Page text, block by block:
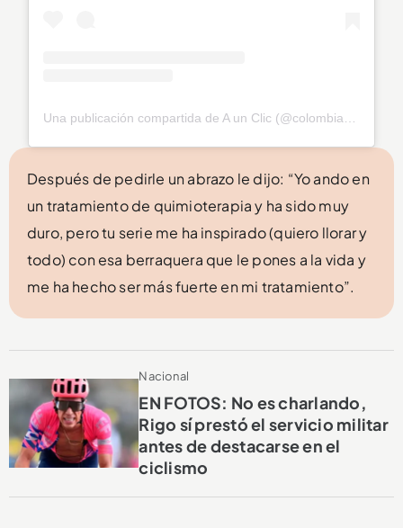
Después de pedirle un abrazo le dijo: “Yo ando en
un tratamiento de quimioterapia y ha sido muy
duro, pero tu serie me ha inspirado (quiero llorar y
todo) con esa berraquera que le pones a la vida y
me ha hecho ser más fuerte en mi tratamiento”.
Nacional
EN FOTOS: No es charlando,
Rigo sí prestó el servicio militar
antes de destacarse en el
ciclismo